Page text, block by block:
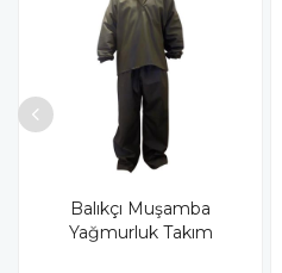
Balıkçı Muşamba
Yağmurluk Takım